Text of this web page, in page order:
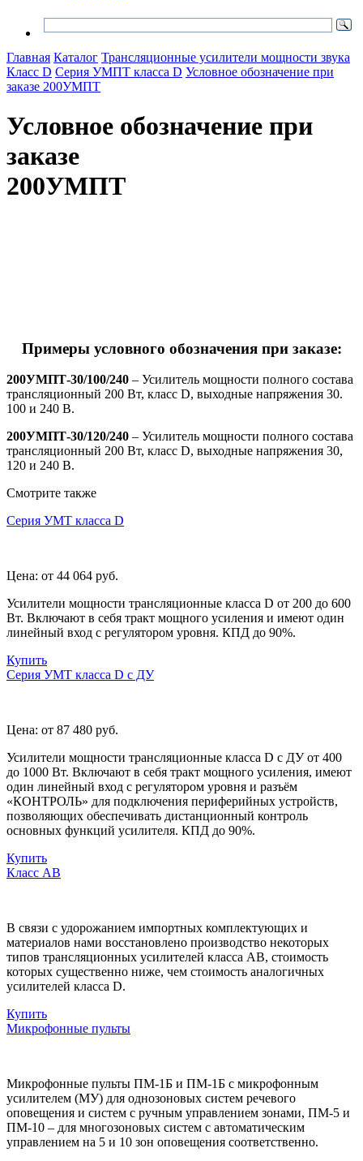
Главная Каталог Трансляционные усилители мощности звука
Класс D Серия УМПТ класса D Условное обозначение при
заказе 200УМПТ
Условное обозначение при
заказе
200УМПТ
Примеры условного обозначения при заказе:
200УМПТ-30/100/240 – Усилитель мощности полного состава
трансляционный 200 Вт, класс D, выходные напряжения 30.
100 и 240 В.
200УМПТ-30/120/240 – Усилитель мощности полного состава
трансляционный 200 Вт, класс D, выходные напряжения 30,
120 и 240 В.
Смотрите также
Серия УМТ класса D
Цена: от 44 064 руб.
Усилители мощности трансляционные класса D от 200 до 600
Вт. Включают в себя тракт мощного усиления и имеют один
линейный вход с регулятором уровня. КПД до 90%.
Купить
Серия УМТ класса D с ДУ
Цена: от 87 480 руб.
Усилители мощности трансляционные класса D с ДУ от 400
до 1000 Вт. Включают в себя тракт мощного усиления, имеют
один линейный вход с регулятором уровня и разъём
«КОНТРОЛЬ» для подключения периферийных устройств,
позволяющих обеспечивать дистанционный контроль
основных функций усилителя. КПД до 90%.
Купить
Класс AB
В связи с удорожанием импортных комплектующих и
материалов нами восстановлено производство некоторых
типов трансляционных усилителей класса АВ, стоимость
которых существенно ниже, чем стоимость аналогичных
усилителей класса D.
Купить
Микрофонные пульты
Микрофонные пульты ПМ-1Б и ПМ-1Б с микрофонным
усилителем (МУ) для однозоновых систем речевого
оповещения и систем с ручным управлением зонами, ПМ-5 и
ПМ-10 – для многозоновых систем с автоматическим
управлением на 5 и 10 зон оповещения соответственно.